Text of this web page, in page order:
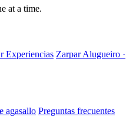
at a time.
Experiencias Zarpar Alugueiro ·
agasallo Preguntas frecuentes